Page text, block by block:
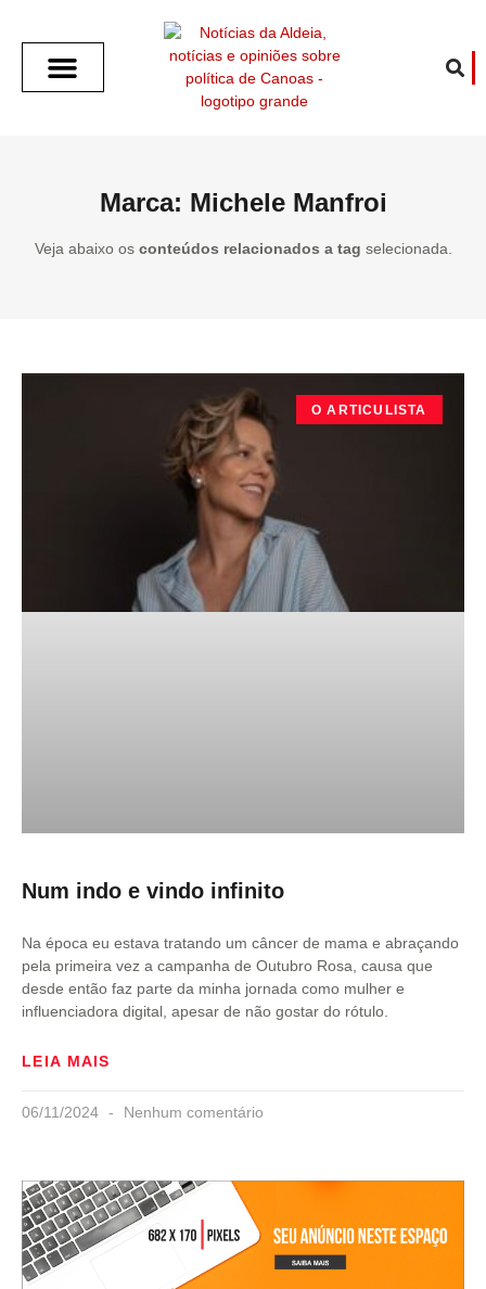
Marca: Michele Manfroi
Veja abaixo os conteúdos relacionados a tag selecionada.
O ARTICULISTA
Num indo e vindo infinito
Na época eu estava tratando um câncer de mama e abraçando
pela primeira vez a campanha de Outubro Rosa, causa que
desde então faz parte da minha jornada como mulher e
influenciadora digital, apesar de não gostar do rótulo.
LEIA MAIS
06/11/2024 Nenhum comentário